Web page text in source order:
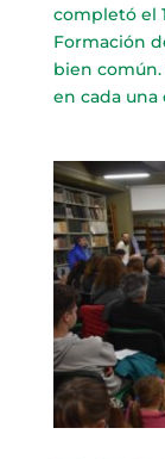
completó el
Formación
bien
en cada una